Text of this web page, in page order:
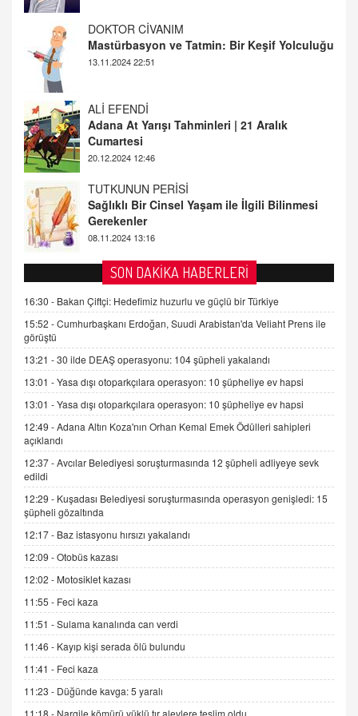
ALİ EFENDİ
Adana At Yarışı Tahminleri | 21 Aralık
Cumartesi
TUTKUNUN PERİSİ
Sağlıklı Bir Cinsel Yaşam ile İlgili Bilinmesi
Gerekenler
08.11.2024 13:16
FARUK ÖNALAN
Tezkere Onaylanmasaydı…
2 Kasım 2021 Salı 00:11
AV. DOĞAN CAN DOĞAN
Kişisel verilerin korunması ve dijital hukukun
gelişimi
15.09.2025 16:17
SEHER EREK
Kış Ayları Geldi, Hangi Önlemler Alınmalı?
9.12.2025 10:11
İNCİ GÜL AKÖL
06.07.2026 13:00
ADEM AKÖL
Esed Destekçilerinin Yüzüne Vurulan Şamar:
Sednaya
11.12.2024 12:30
DR. EKREM ASLAN
Gerçek Ne, Algı Ne? "Beraber Yürüyoruz"
Cümlesinin Peşinden
19.07.2025 12:45
GÖNÜL MENEKŞE
Şifacının Yolu
04.11.2025 12:56
SON DAKİKA HABERLERİ
16:30 - Bakan Çiftçi: Hedefimiz huzurlu ve güçlü bir Türkiye
15:52 -Cumhurbaşkanı Erdoğan, Suudi Arabistan'da Veliaht Prens ile
görüştü
13:21 -30 ilde DEAŞ operasyonu: 104 şüpheli yakalandı
13:01 -Yasa dışı otoparkçılara operasyon: 10 şüpheliye ev hapsi
13:01 -Yasa dışı otoparkçılara operasyon: 10 şüpheliye ev hapsi
12:49 -Adana Altın Koza'nın Orhan Kemal Emek Ödülleri sahipleri
açıklandı
12:37 -Avcılar Belediyesi soruşturmasında 12 şüpheli adliyeye sevk
edildi
12:29 - Kuşadası Belediyesi soruşturmasında operasyon genişledi: 15
şüpheli gözaltında
12:17 - Baz istasyonu hırsızı yakalandı
12:09 -Otobüs kazası
12:02 - Motosiklet kazası
11:55 - Feci kaza
11:51 -Sulama kanalında can verdi
11:46 - Kayıp kişi serada ölü bulundu
11:41 - Feci kaza
11:23 - Düğünde kavga: 5 yaralı
11:18 - Nargile kömürü yüklü tır alevlere teslim oldu